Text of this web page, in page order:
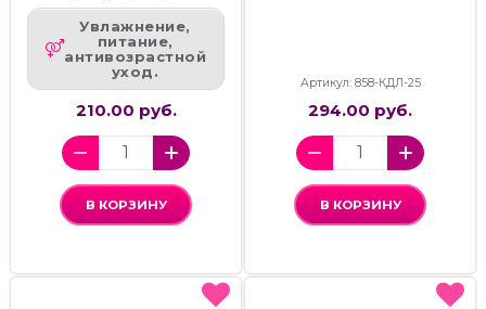
Увлажнение,
питание,
антивозрастной
уход.
210.00 руб.
В КОРЗИНУ
Артикул: 858-КДЛ-25
294.00 руб.
В КОРЗИНУ